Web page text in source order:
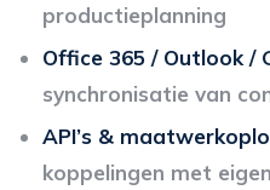
productieplanning
Office 365 / Outlook /
synchronisatie van
API’s &
koppelingen met